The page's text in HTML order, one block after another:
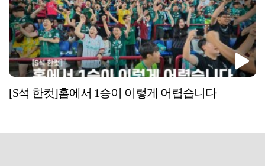
[S석 한컷]홈에서 1승이 이렇게 어렵습니다